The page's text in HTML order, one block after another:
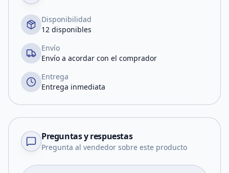
Disponibilidad
12 disponibles
Envío
Envío a acordar con el comprador
Entrega
Entrega inmediata
Preguntas y respuestas
Pregunta al vendedor sobre este producto